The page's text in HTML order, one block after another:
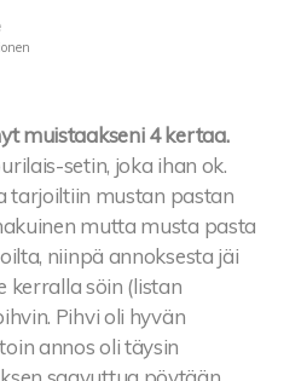
jauhelihapihvillä,
g spring lamb patty with
roasted garlic mayo,
and tomato
marinoitua punasipulia,
rojo-kastiketta ja
made vegetable patty,
muistaakseni 4 kertaa.
setin, joka ihan ok.
tarjoiltiin mustan pastan
mutta musta pasta
niinpä annoksesta jäi
kerralla söin (listan
Pihvi oli hyvän
annos oli täysin